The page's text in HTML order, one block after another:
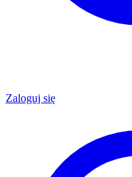
Zaloguj się